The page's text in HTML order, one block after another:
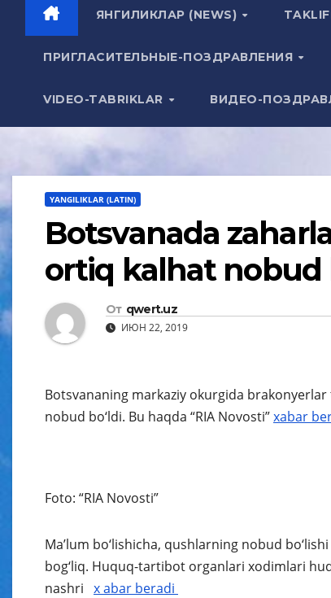
ЯНГИЛИКЛАР (NEWS)
ПРИГЛАСИТЕЛЬНЫЕ-ПОЗДРАВЛЕНИЯ
VIDEO-TABRIKLAR ВИДЕО-
YANGILIKLAR (LATIN)
Botsvanada
ortiq kalhat nobud
От qwert.uz
ИЮН 22, 2019
Botsvananing markaziy okurgida
nobud bo‘ldi. Bu haqda “RIA Novosti”xabar
Foto: “RIA Novosti”
Ma’lum bo‘lishicha, qushlarning nobud
bog‘liq. Huquq-tartibot organlari xodimlari
nashri x abar beradi